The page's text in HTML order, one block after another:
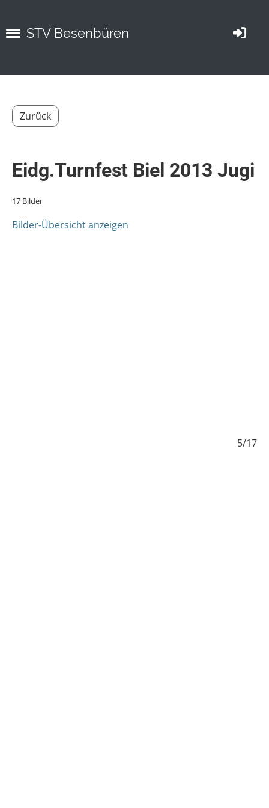
STV Besenbüren
Zurück
Eidg.Turnfest Biel 2013 Jugi
17 Bilder
Bilder-Übersicht anzeigen
5/17